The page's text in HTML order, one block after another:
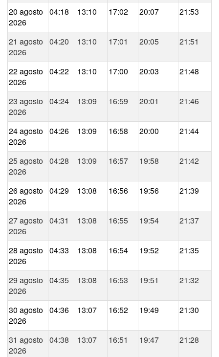
20 agosto
2026
04:18 13:10 17:02 20:07 21:53
21 agosto
2026
04:20 13:10 17:01 20:05 21:51
22 agosto
2026
04:22 13:10 17:00 20:03 21:48
23 agosto
2026
04:24 13:09 16:59 20:01 21:46
24 agosto
2026
04:26 13:09 16:58 20:00 21:44
25 agosto
2026
04:28 13:09 16:57 19:58 21:42
26 agosto
2026
04:29 13:08 16:56 19:56 21:39
27 agosto
2026
04:31 13:08 16:55 19:54 21:37
28 agosto
2026
04:33 13:08 16:54 19:52 21:35
29 agosto
2026
04:35 13:08 16:53 19:51 21:32
30 agosto
2026
04:36 13:07 16:52 19:49 21:30
31 agosto
2026
04:38 13:07 16:51 19:47 21:28